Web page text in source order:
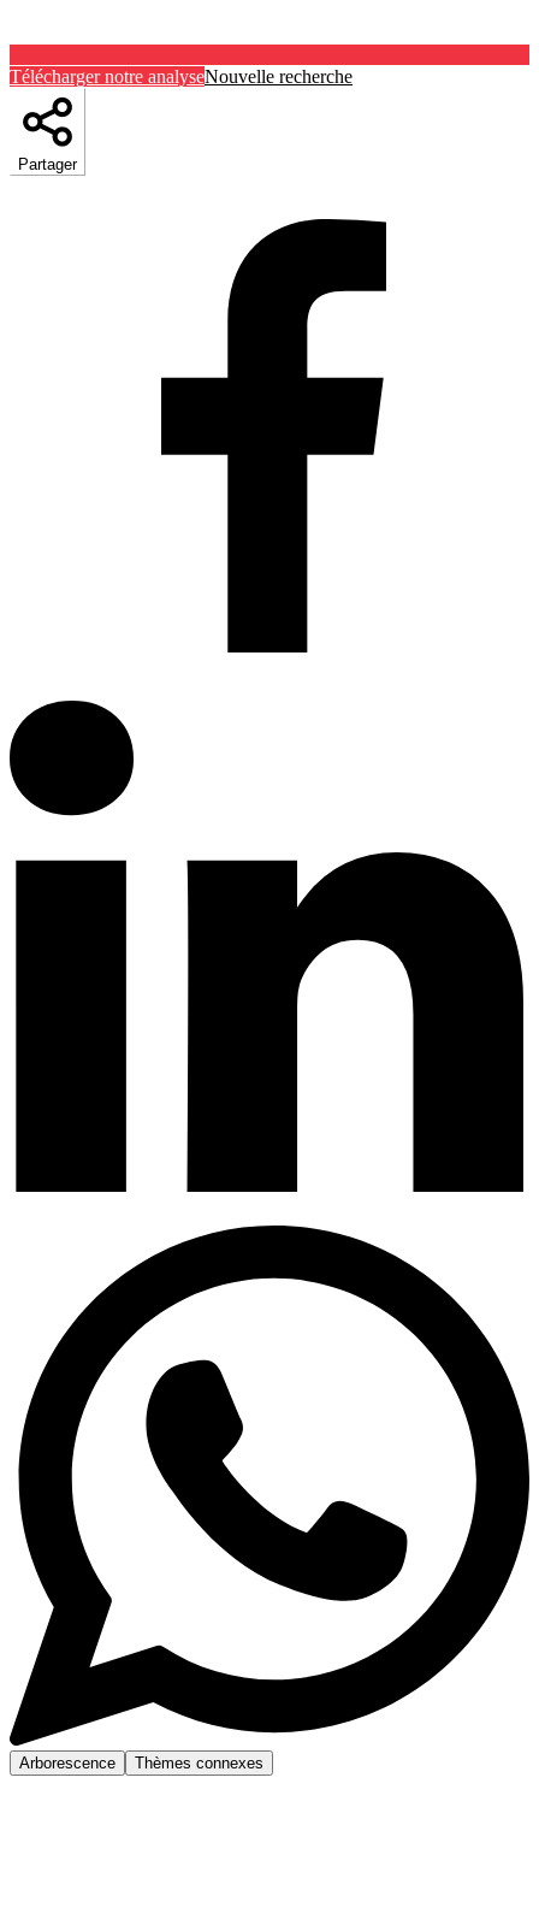
Télécharger notre analyseNouvelle recherche
Partager
Arborescence Thèmes connexes